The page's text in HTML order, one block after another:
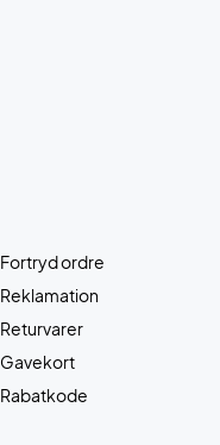
Fortryd ordre
Reklamation
Returvarer
Gavekort
Rabatkode